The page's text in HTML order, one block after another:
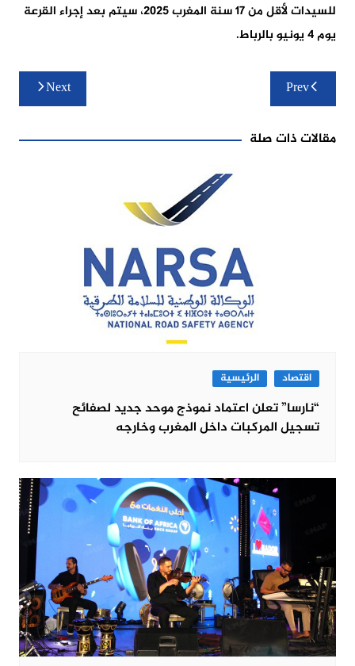
للسيدات لأقل من 17 سنة المغرب 2025، سيتم بعد إجراء القرعة
يوم 4 يونيو بالرباط.
تصفّح
المقالات
Prev
Next
مقالات ذات صلة
اقتصاد الرئيسية
“نارسا” تعلن اعتماد نموذج موحد جديد لصفائح
تسجيل المركبات داخل المغرب وخارجه